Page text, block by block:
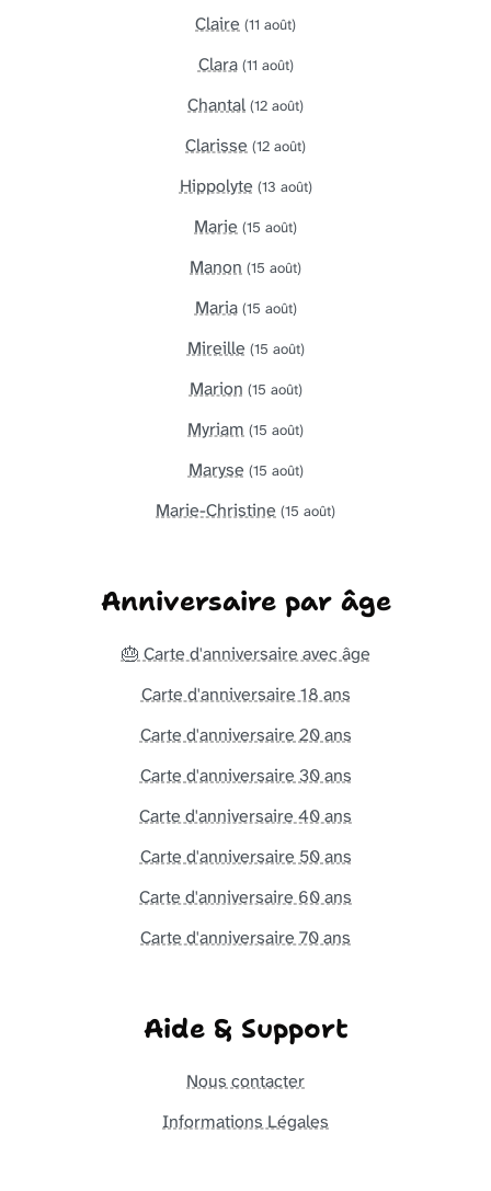
Claire (11 août)
Clara (11 août)
Chantal (12 août)
Clarisse (12 août)
Hippolyte (13 août)
Marie (15 août)
Manon (15 août)
Maria (15 août)
Mireille (15 août)
Marion (15 août)
Myriam (15 août)
Maryse (15 août)
Marie-Christine (15 août)
Anniversaire par âge
🎂 Carte d'anniversaire avec âge
Carte d'anniversaire 18 ans
Carte d'anniversaire 20 ans
Carte d'anniversaire 30 ans
Carte d'anniversaire 40 ans
Carte d'anniversaire 50 ans
Carte d'anniversaire 60 ans
Carte d'anniversaire 70 ans
Aide & Support
Nous contacter
Informations Légales